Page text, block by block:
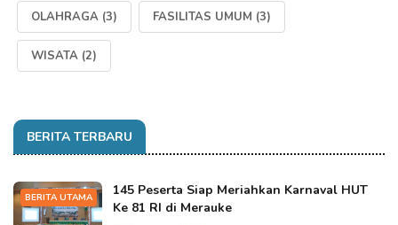
OLAHRAGA (3) FASILITAS UMUM (3)
WISATA (2)
BERITA TERBARU
BERITA UTAMA
145 Peserta Siap Meriahkan Karnaval HUT
Ke 81 RI di Merauke